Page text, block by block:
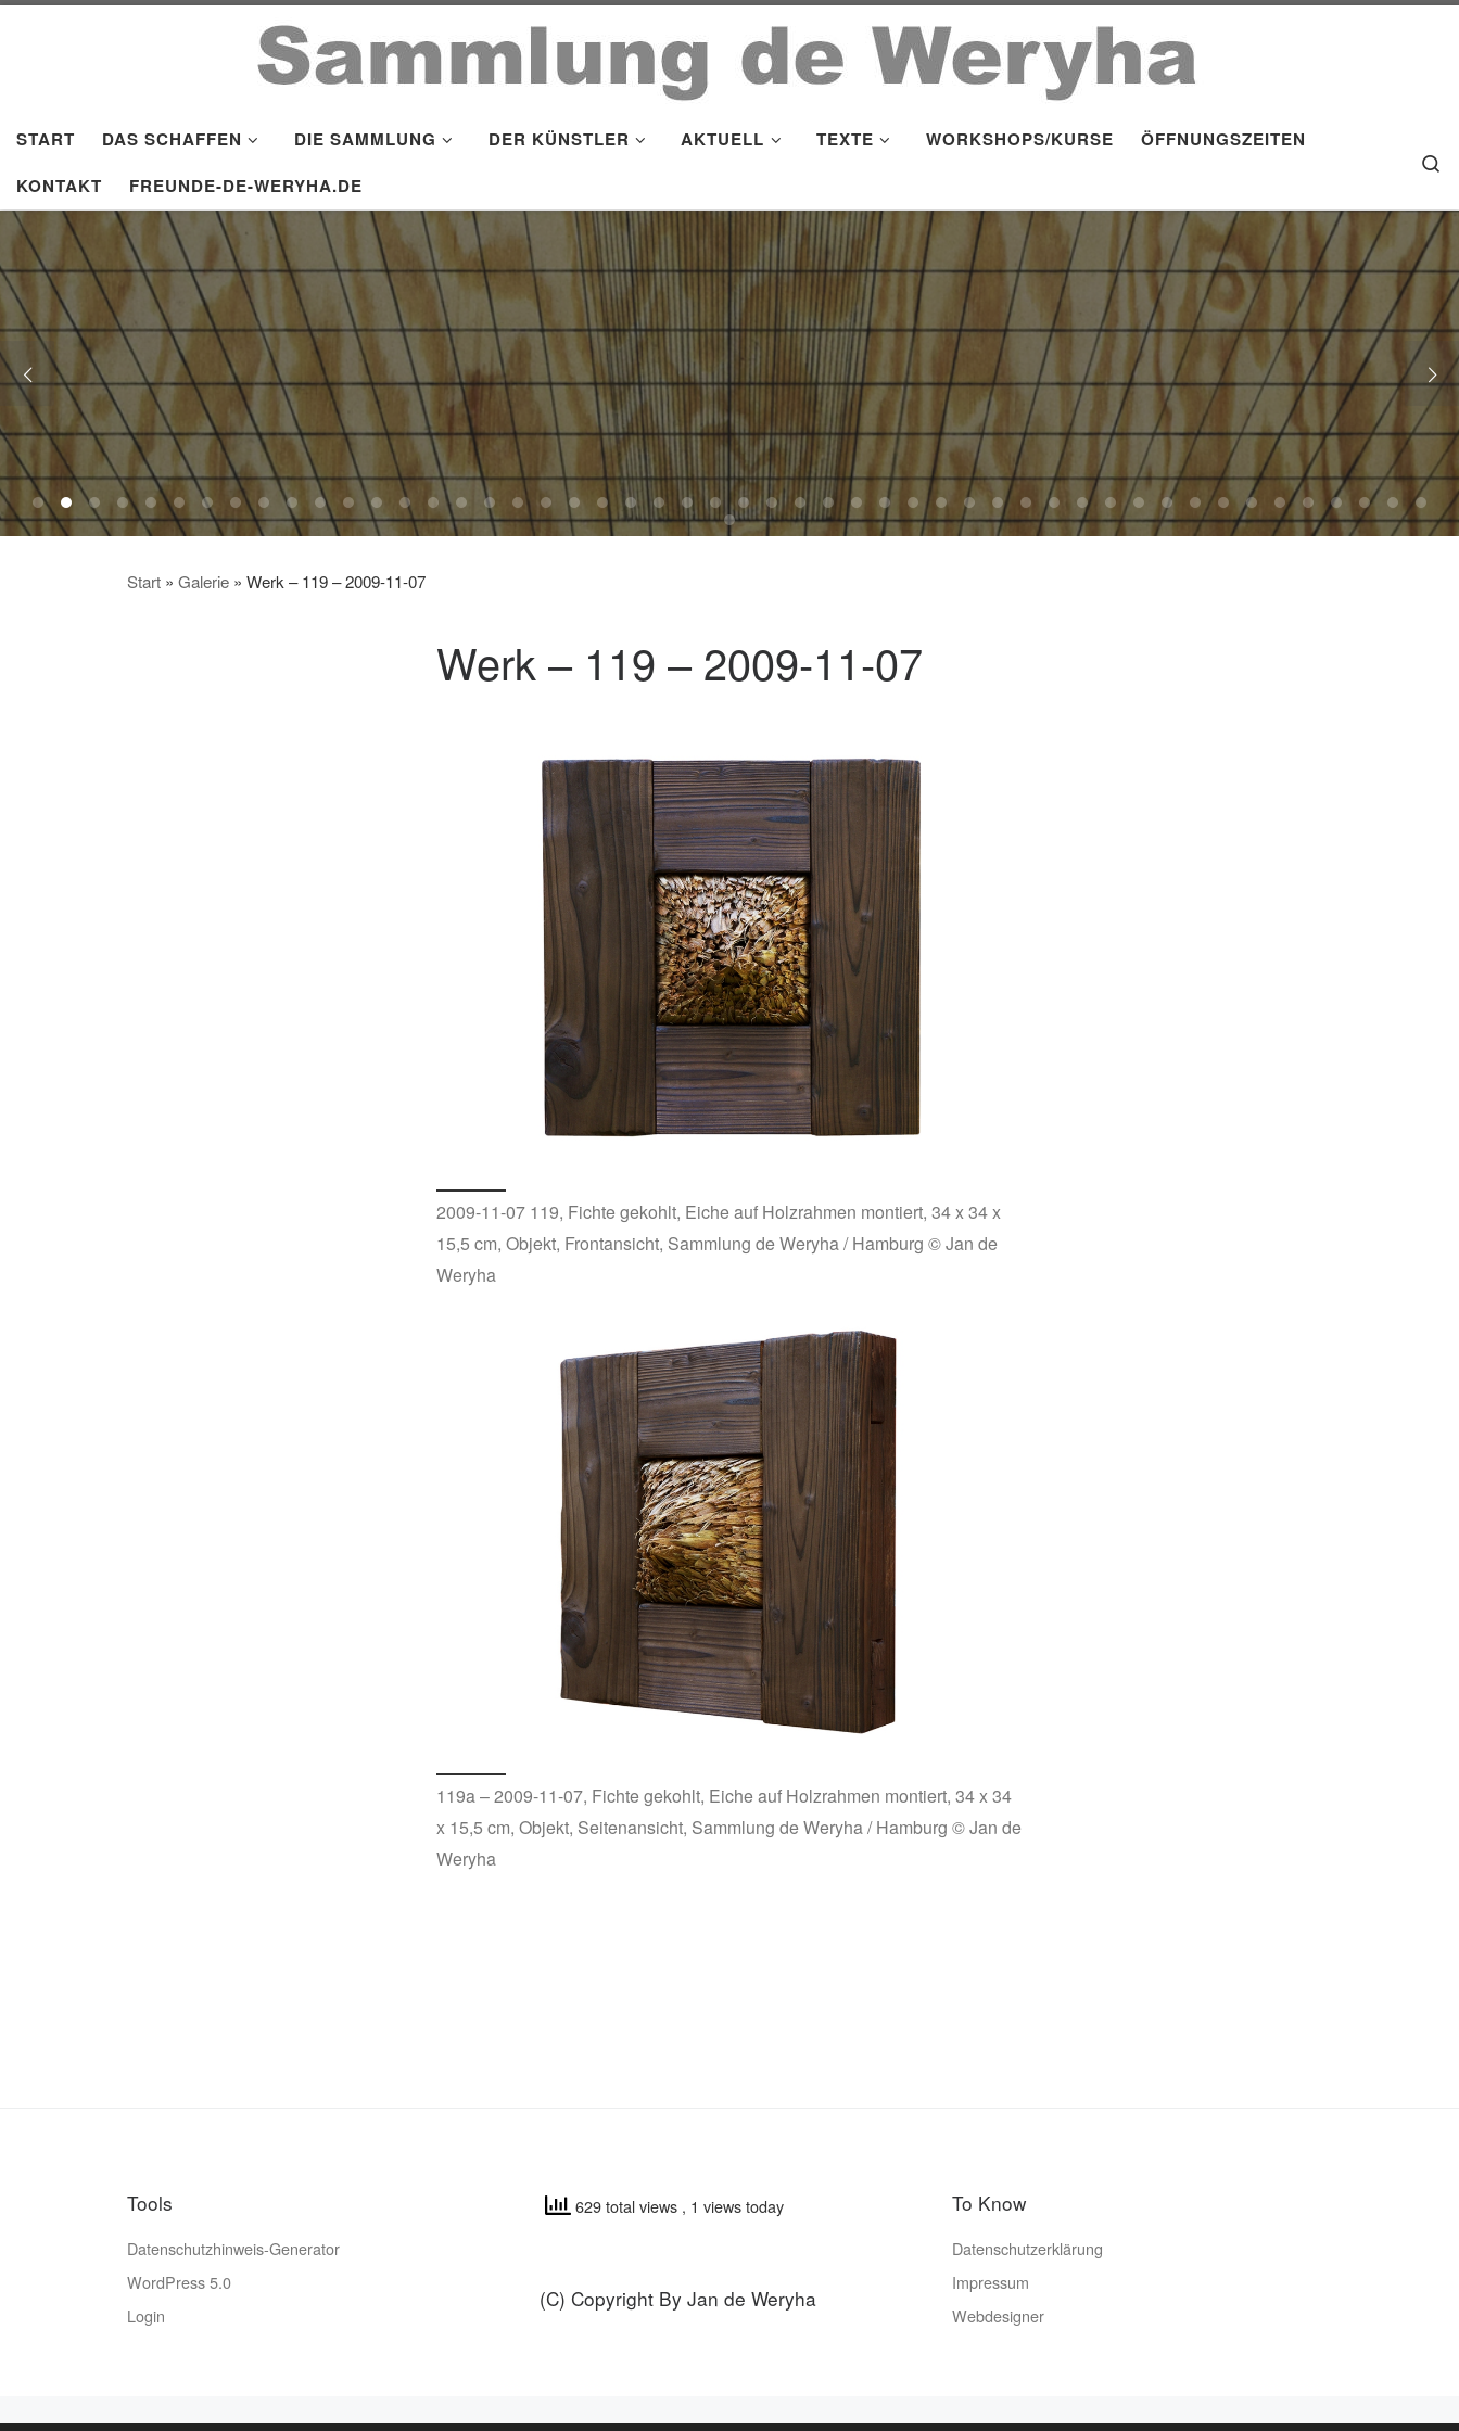
START DAS SCHAFFEN DIE SAMMLUNG DER KÜNSTLER AKTUELL TEXTE WORKSHOPS/KURSE
ÖFFNUNGSZEITEN
KONTAKT
FREUNDE-DE-WERYHA.DE
Start » Galerie » Werk – 119 – 2009-11-07
Werk – 119 – 2009-11-07
2009-11-07 119, Fichte gekohlt, Eiche auf Holzrahmen montiert, 34 x 34 x
15,5 cm, Objekt, Frontansicht, Sammlung de Weryha / Hamburg © Jan de
Weryha
119a – 2009-11-07, Fichte gekohlt, Eiche auf Holzrahmen montiert, 34 x 34
x 15,5 cm, Objekt, Seitenansicht, Sammlung de Weryha / Hamburg © Jan de
Weryha
Tools
Datenschutzhinweis-Generator
WordPress 5.0
Login
629 total views , 1 views today
(C) Copyright By Jan de Weryha
To Know
Datenschutzerklärung
Impressum
Webdesigner